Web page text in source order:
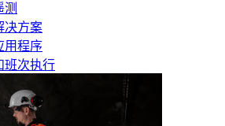
测
决方案
用程序
班次执行